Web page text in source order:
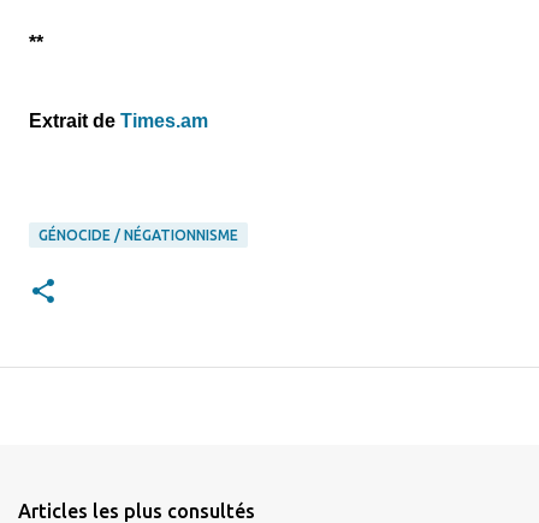
**
Extrait de Times.am
GÉNOCIDE / NÉGATIONNISME
Articles les plus consultés